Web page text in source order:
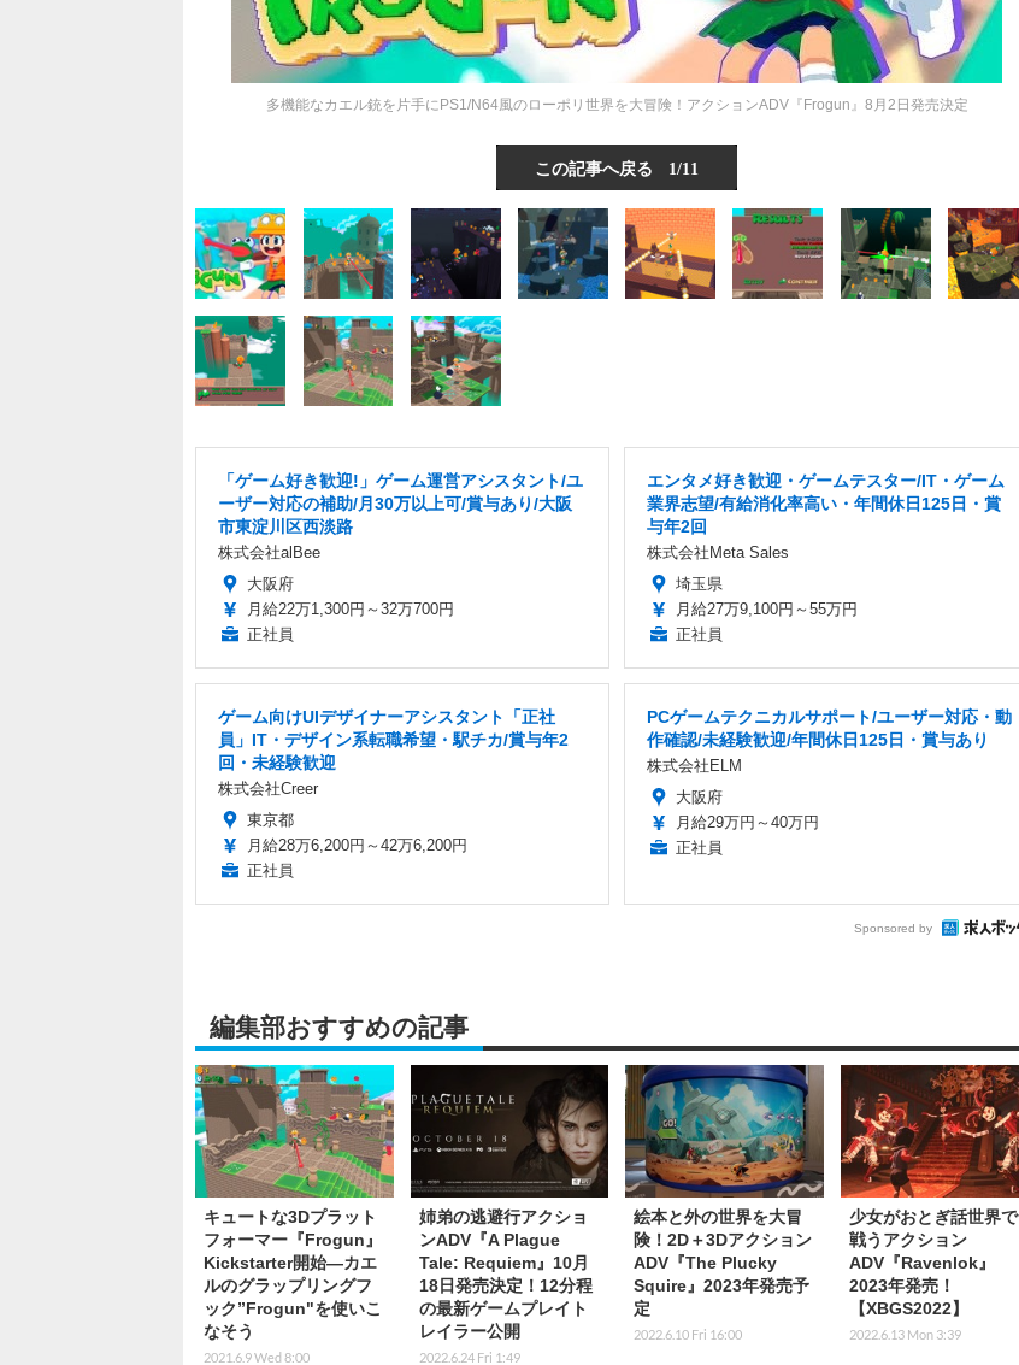
多機能なカエル銃を片手にPS1/N64風のローポリ世界を大冒険！アクションADV『Frogun』8月2日発売決定
この記事へ戻る 1/11
「ゲーム好き歓迎!」ゲーム運営アシスタント/ユ
ーザー対応の補助/月30万以上可/賞与あり/大阪
市東淀川区西淡路
株式会社alBee
大阪府
月給22万1,300円～32万700円
正社員
エンタメ好き歓迎・ゲームテスター/IT・ゲーム
業界志望/有給消化率高い・年間休日125日・賞
与年2回
株式会社Meta Sales
埼玉県
月給27万9,100円～55万円
正社員
ゲーム向けUIデザイナーアシスタント「正社
員」IT・デザイン系転職希望・駅チカ/賞与年2
回・未経験歓迎
株式会社Creer
東京都
月給28万6,200円～42万6,200円
正社員
PCゲームテクニカルサポート/ユーザー対応・動
作確認/未経験歓迎/年間休日125日・賞与あり
株式会社ELM
大阪府
月給29万円～40万円
正社員
Sponsored by
編集部おすすめの記事
キュートな3Dプラット
フォーマー『Frogun』
Kickstarter開始―カエ
ルのグラップリングフ
ック”Frogun"を使いこ
なそう
2021.6.9 Wed 8:00
姉弟の逃避行アクショ
ンADV『A Plague
Tale: Requiem』10月
18日発売決定！12分程
の最新ゲームプレイト
レイラー公開
2022.6.24 Fri 1:49
絵本と外の世界を大冒
険！2D＋3Dアクション
ADV『The Plucky
Squire』2023年発売予
定
2022.6.10 Fri 16:00
少女がおとぎ話世界で
戦うアクション
ADV『Ravenlok』
2023年発売！
【XBGS2022】
2022.6.13 Mon 3:39